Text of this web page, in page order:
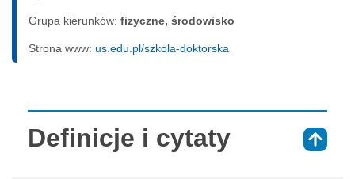
Grupa kierunków: fizyczne, środowisko
Strona www: us.edu.pl/szkola-doktorska
Definicje i cytaty